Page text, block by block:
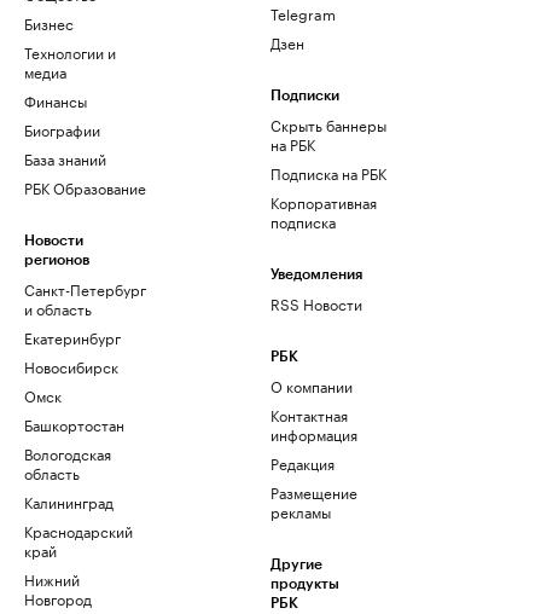
Бизнес
Технологии и
медиа
Финансы
Биографии
База знаний
РБК Образование
Новости
регионов
Санкт-Петербург
и область
Екатеринбург
Новосибирск
Омск
Башкортостан
Вологодская
область
Калининград
Краснодарский
край
Нижний
Новгород
Telegram
Дзен
Подписки
Скрыть баннеры
на РБК
Подписка на РБК
Корпоративная
подписка
Уведомления
RSS Новости
РБК
О компании
Контактная
информация
Редакция
Размещение
рекламы
Другие
продукты
РБК